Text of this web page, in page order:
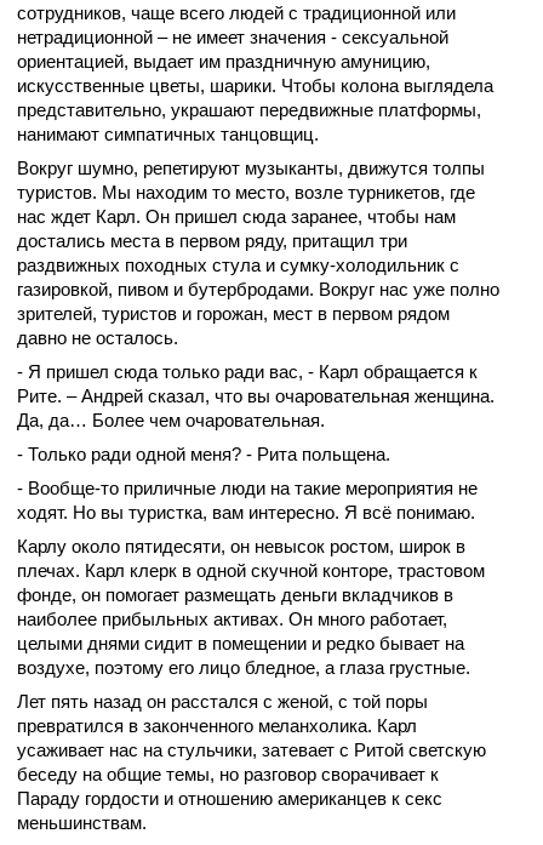
сотрудников, чаще всего людей с традиционной или
нетрадиционной – не имеет значения - сексуальной
ориентацией, выдает им праздничную амуницию,
искусственные цветы, шарики. Чтобы колона выглядела
представительно, украшают передвижные платформы,
нанимают симпатичных танцовщиц.
Вокруг шумно, репетируют музыканты, движутся толпы
туристов. Мы находим то место, возле турникетов, где
нас ждет Карл. Он пришел сюда заранее, чтобы нам
достались места в первом ряду, притащил три
раздвижных походных стула и сумку-холодильник с
газировкой, пивом и бутербродами. Вокруг нас уже полно
зрителей, туристов и горожан, мест в первом рядом
давно не осталось.
- Я пришел сюда только ради вас, - Карл обращается к
Рите. – Андрей сказал, что вы очаровательная женщина.
Да, да… Более чем очаровательная.
- Только ради одной меня? - Рита польщена.
- Вообще-то приличные люди на такие мероприятия не
ходят. Но вы туристка, вам интересно. Я всё понимаю.
Карлу около пятидесяти, он невысок ростом, широк в
плечах. Карл клерк в одной скучной конторе, трастовом
фонде, он помогает размещать деньги вкладчиков в
наиболее прибыльных активах. Он много работает,
целыми днями сидит в помещении и редко бывает на
воздухе, поэтому его лицо бледное, а глаза грустные.
Лет пять назад он расстался с женой, с той поры
превратился в законченного меланхолика. Карл
усаживает нас на стульчики, затевает с Ритой светскую
беседу на общие темы, но разговор сворачивает к
Параду гордости и отношению американцев к секс
меньшинствам.